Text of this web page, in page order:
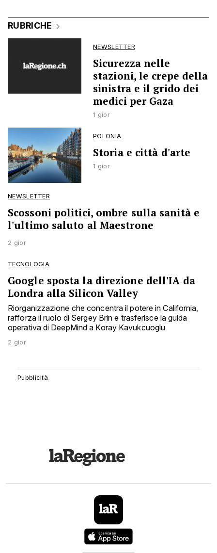
RUBRICHE
NEWSLETTER
Sicurezza nelle
stazioni, le crepe della
sinistra e il grido dei
medici per Gaza
1 gior
POLONIA
Storia e città d'arte
1 gior
NEWSLETTER
Scossoni politici, ombre sulla sanità e
l'ultimo saluto al Maestrone
2 gior
TECNOLOGIA
Google sposta la direzione dell'IA da
Londra alla Silicon Valley
Riorganizzazione che concentra il potere in California,
rafforza il ruolo di Sergey Brin e trasferisce la guida
operativa di DeepMind a Koray Kavukcuoglu
2 gior